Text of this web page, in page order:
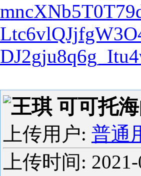
王琪 可可托
上传用户: 普通
上传时间: